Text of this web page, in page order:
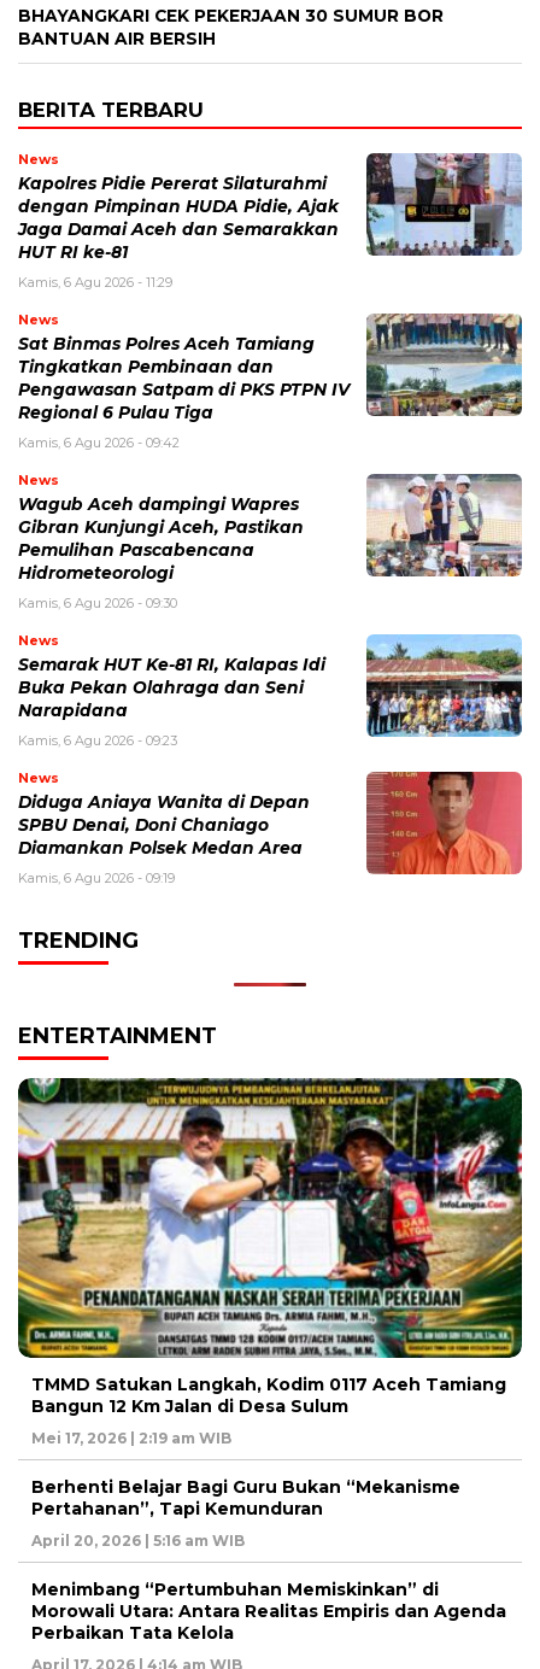
BHAYANGKARI CEK PEKERJAAN 30 SUMUR BOR
BANTUAN AIR BERSIH
BERITA TERBARU
News
Kapolres Pidie Pererat Silaturahmi
dengan Pimpinan HUDA Pidie, Ajak
Jaga Damai Aceh dan Semarakkan
HUT RI ke-81
Kamis, 6 Agu 2026 - 11:29
News
Sat Binmas Polres Aceh Tamiang
Tingkatkan Pembinaan dan
Pengawasan Satpam di PKS PTPN IV
Regional 6 Pulau Tiga
Kamis, 6 Agu 2026 - 09:42
News
Wagub Aceh dampingi Wapres
Gibran Kunjungi Aceh, Pastikan
Pemulihan Pascabencana
Hidrometeorologi
Kamis, 6 Agu 2026 - 09:30
News
Semarak HUT Ke-81 RI, Kalapas Idi
Buka Pekan Olahraga dan Seni
Narapidana
Kamis, 6 Agu 2026 - 09:23
News
Diduga Aniaya Wanita di Depan
SPBU Denai, Doni Chaniago
Diamankan Polsek Medan Area
Kamis, 6 Agu 2026 - 09:19
TRENDING
ENTERTAINMENT
TMMD Satukan Langkah, Kodim 0117 Aceh Tamiang
Bangun 12 Km Jalan di Desa Sulum
Mei 17, 2026 | 2:19 am WIB
Berhenti Belajar Bagi Guru Bukan “Mekanisme
Pertahanan”, Tapi Kemunduran
April 20, 2026 | 5:16 am WIB
Menimbang “Pertumbuhan Memiskinkan” di
Morowali Utara: Antara Realitas Empiris dan Agenda
Perbaikan Tata Kelola
April 17, 2026 | 4:14 am WIB